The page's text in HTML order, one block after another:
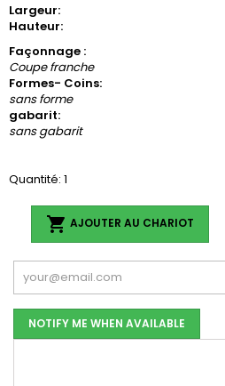
Largeur:
Hauteur:
Façonnage :
Coupe franche
Formes- Coins:
sans forme
gabarit:
sans gabarit
Quantité: 1
 AJOUTER AU CHARIOT
NOTIFY ME WHEN AVAILABLE